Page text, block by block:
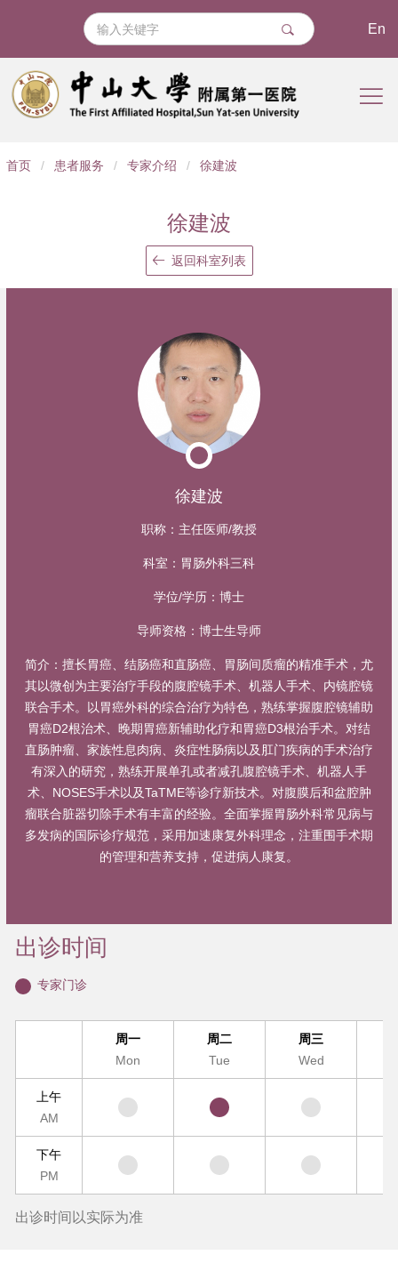
En
导
首页 / 患者服务 / 专家介绍 / 徐建波
徐建波
返回科室列表
徐建波
职称： 主任医师/教授
科室： 胃肠外科三科
学位/学历： 博士
导师资格： 博士生导师
简介： 擅长胃癌、结肠癌和直肠癌、胃肠间质瘤的精准手术，尤
其以微创为主要治疗手段的腹腔镜手术、机器人手术、内镜腔镜
联合手术。以胃癌外科的综合治疗为特色，熟练掌握腹腔镜辅助
胃癌D2根治术、晚期胃癌新辅助化疗和胃癌D3根治手术。对结
直肠肿瘤、家族性息肉病、炎症性肠病以及肛门疾病的手术治疗
有深入的研究，熟练开展单孔或者减孔腹腔镜手术、机器人手
术、NOSES手术以及TaTME等诊疗新技术。对腹膜后和盆腔肿
瘤联合脏器切除手术有丰富的经验。全面掌握胃肠外科常见病与
多发病的国际诊疗规范，采用加速康复外科理念，注重围手术期
的管理和营养支持，促进病人康复。
出诊时间
专家门诊
周一
Mon
周二
Tue
周三
Wed
上午
AM
下午
PM
出诊时间以实际为准